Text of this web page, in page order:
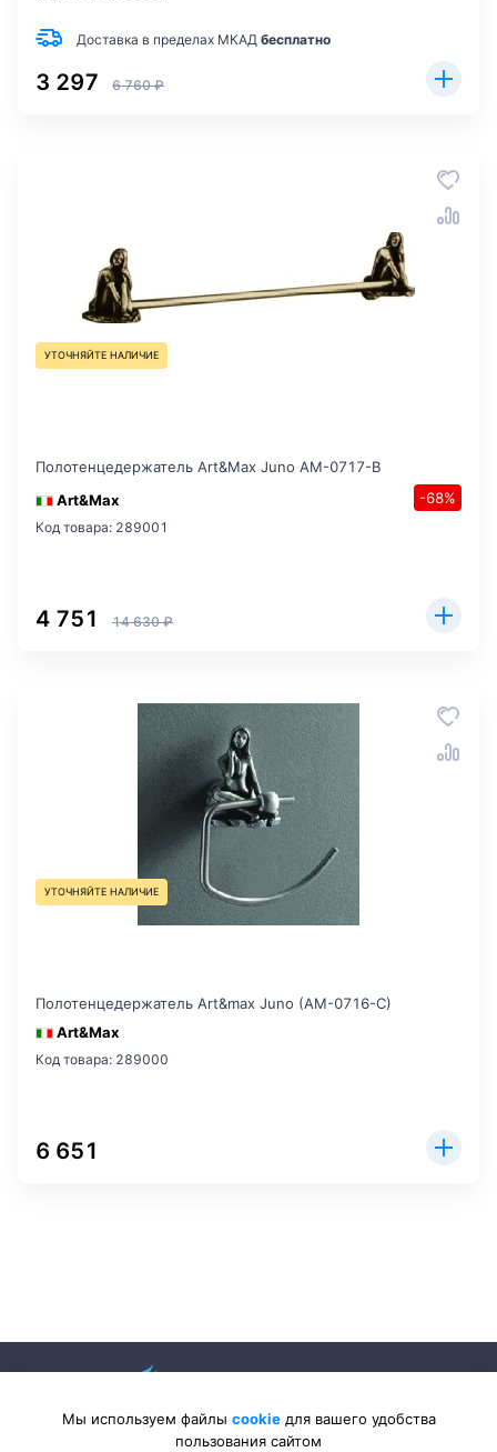
Доставка в пределах МКАД бесплатно
3 297 6 760 ₽
УТОЧНЯЙТЕ НАЛИЧИЕ
Полотенцедержатель Art&Max Juno AM-0717-B
Art&Max
-68%
Код товара: 289001
4 751 14 630 ₽
УТОЧНЯЙТЕ НАЛИЧИЕ
Полотенцедержатель Art&max Juno (AM-0716-C)
Art&Max
Код товара: 289000
6 651
Мы используем файлы cookieдля вашего удобства
пользования сайтом